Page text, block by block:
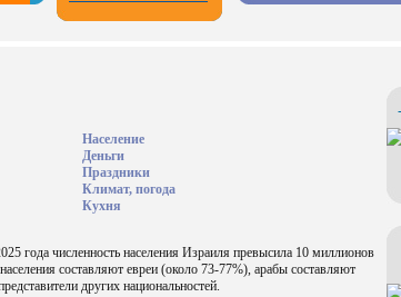
Население
Деньги
Праздники
Климат, погода
Кухня
года численность населения Израиля превысила 10 миллионов
составляют евреи (около 73-77%), арабы составляют
других национальностей.